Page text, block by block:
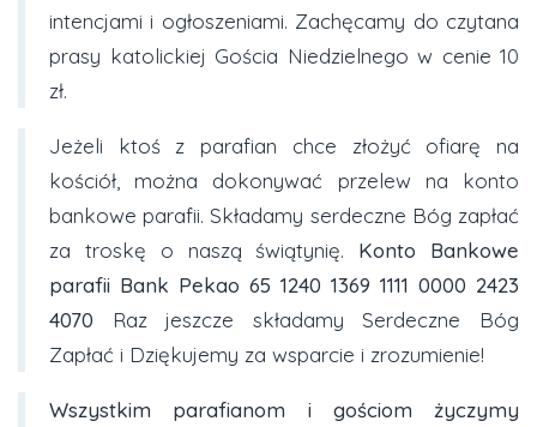
intencjami i ogłoszeniami. Zachęcamy do czytana
prasy katolickiej Gościa Niedzielnego w cenie 10
zł.
Jeżeli ktoś z parafian chce złożyć ofiarę na
kościół, można dokonywać przelew na konto
bankowe parafii. Składamy serdeczne Bóg zapłać
za troskę o naszą świątynię. Konto Bankowe
parafii Bank Pekao 65 1240 1369 1111 0000 2423
4070
Raz jeszcze składamy Serdeczne Bóg
Zapłać i Dziękujemy za wsparcie i zrozumienie!
Wszystkim parafianom i gościom życzymy